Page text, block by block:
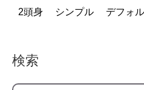
2頭身 シンプル デフォ
検索